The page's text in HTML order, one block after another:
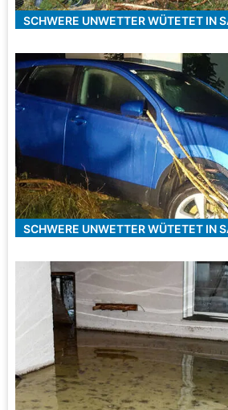
SCHWERE UNWETTER WÜTETET IN
SCHWERE UNWETTER WÜTETET IN